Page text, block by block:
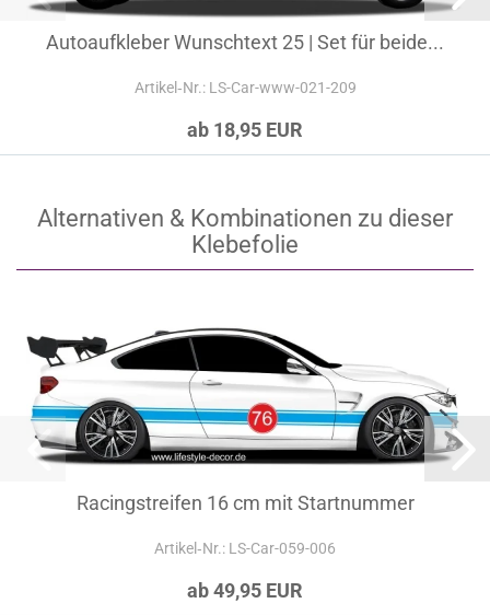
Autoaufkleber Wunschtext 25 | Set für beide...
Artikel‑Nr.: LS-Car-www-021-209
ab 18,95 EUR
Alternativen & Kombinationen zu dieser
Klebefolie
Racingstreifen 16 cm mit Startnummer
Artikel‑Nr.: LS-Car-059-006
ab 49,95 EUR